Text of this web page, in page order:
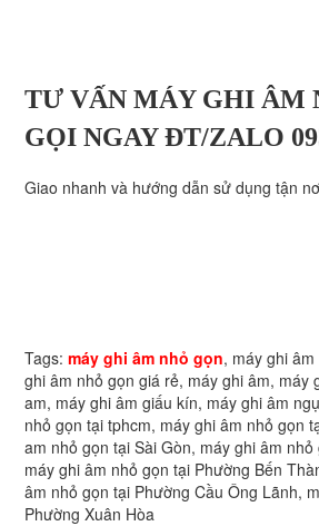
TƯ VẤN MÁY GHI ÂM
GỌI NGAY ĐT/ZALO
Giao nhanh và hướng dẫn sử dụng tận
Tags:máy ghi âm nhỏ gọn, máy ghi
ghi âm nhỏ gọn giá rẻ, máy ghi âm, máy
am, máy ghi âm giấu kín, máy ghi âm
nhỏ gọn tại tphcm, máy ghi âm nhỏ gọn
am nhỏ gọn tại Sài Gòn, máy ghi âm
máy ghi âm nhỏ gọn tại Phường Bến
âm nhỏ gọn tại Phường Cầu Ông Lãnh,
Phường Xuân Hòa